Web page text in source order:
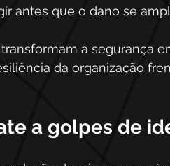
antes que o dano se
a segurança
da organização
a golpes de